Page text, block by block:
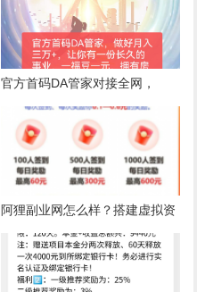
官方首码DA管家对接全网，
9.65亿活动等你参加
阿狸副业网怎么样？搭建虚拟资
源站需要多少钱？为何使用现成
的？